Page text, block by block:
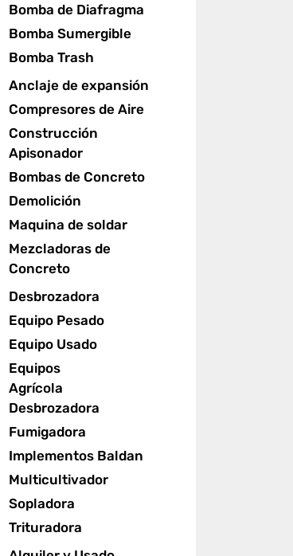
Bomba de Diafragma
Bomba Sumergible
Bomba Trash
Anclaje de expansión
Compresores de Aire
Construcción
Apisonador
Bombas de Concreto
Demolición
Maquina de soldar
Mezcladoras de
Concreto
Desbrozadora
Equipo Pesado
Equipo Usado
Equipos
Agrícola
Desbrozadora
Fumigadora
Implementos Baldan
Multicultivador
Sopladora
Trituradora